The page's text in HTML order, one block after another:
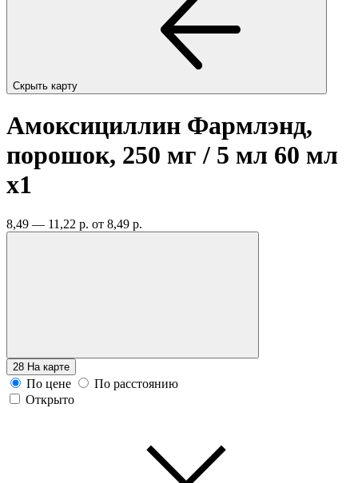
Скрыть карту
Амоксициллин Фармлэнд,
порошок, 250 мг / 5 мл 60 мл
x1
8,49 — 11,22 р. от 8,49 р.
28 На карте
По цене
По расстоянию
Открыто